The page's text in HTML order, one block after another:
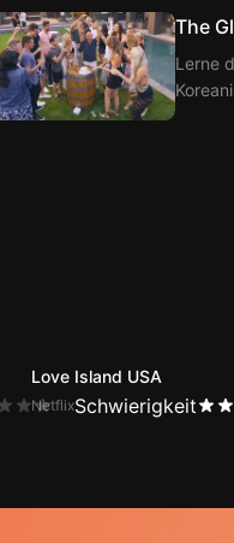
The
Lerne
Love Island USA
NetflixSchwierigkeit